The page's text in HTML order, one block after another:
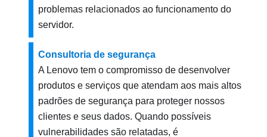
problemas relacionados ao funcionamento do
servidor.
Consultoria de segurança
A Lenovo tem o compromisso de desenvolver
produtos e serviços que atendam aos mais altos
padrões de segurança para proteger nossos
clientes e seus dados. Quando possíveis
vulnerabilidades são relatadas, é